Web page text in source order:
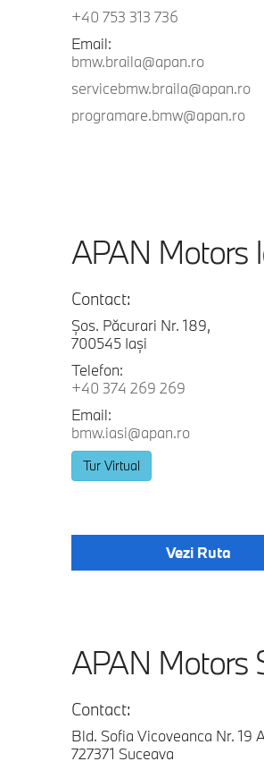
+40 753 313 736
Email:
bmw.braila@apan.ro
servicebmw.braila@apan.ro
programare.bmw@apan.ro
APAN Motors
Contact:
Şos. Păcurari Nr. 189,
700545 Iaşi
Telefon:
+40 374 269 269
Email:
bmw.iasi@apan.ro
Tur Virtual
Vezi Ruta
APAN Motors
Contact:
Bld. Sofia Vicoveanca Nr. 19
727371 Suceava